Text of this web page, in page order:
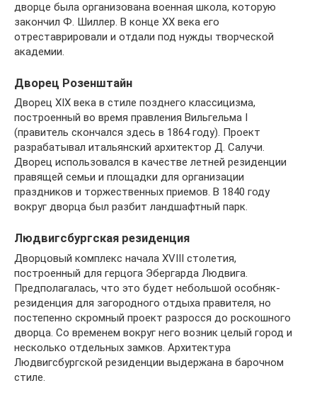
дворце была организована военная школа, которую
закончил Ф. Шиллер. В конце XX века его
отреставрировали и отдали под нужды творческой
академии.
Дворец Розенштайн
Дворец XIX века в стиле позднего классицизма,
построенный во время правления Вильгельма I
(правитель скончался здесь в 1864 году). Проект
разрабатывал итальянский архитектор Д. Салучи.
Дворец использовался в качестве летней резиденции
правящей семьи и площадки для организации
праздников и торжественных приемов. В 1840 году
вокруг дворца был разбит ландшафтный парк.
Людвигсбургская резиденция
Дворцовый комплекс начала XVIII столетия,
построенный для герцога Эбергарда Людвига.
Предполагалась, что это будет небольшой особняк-
резиденция для загородного отдыха правителя, но
постепенно скромный проект разросся до роскошного
дворца. Со временем вокруг него возник целый город и
несколько отдельных замков. Архитектура
Людвигсбургской резиденции выдержана в барочном
стиле.